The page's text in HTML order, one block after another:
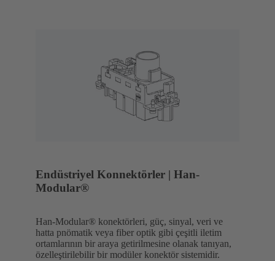
Endüstriyel Konnektörler | Han-
Modular®
Han-Modular® konektörleri, güç, sinyal, veri ve
hatta pnömatik veya fiber optik gibi çeşitli iletim
ortamlarının bir araya getirilmesine olanak tanıyan,
özelleştirilebilir bir modüler konektör sistemidir.